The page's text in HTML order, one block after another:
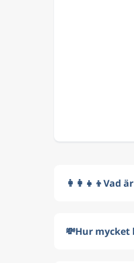
👩‍👩‍👧‍👦Vad
💸Hur mycket